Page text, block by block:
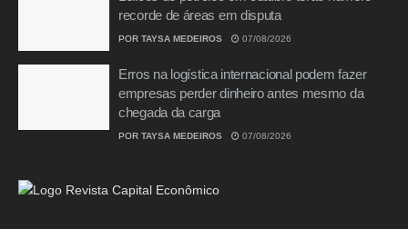
recorde de áreas em disputa
POR TAYSA MEDEIROS 07/08/2026
Erros na logística internacional podem fazer
empresas perder dinheiro antes mesmo da
chegada da carga
POR TAYSA MEDEIROS 07/08/2026